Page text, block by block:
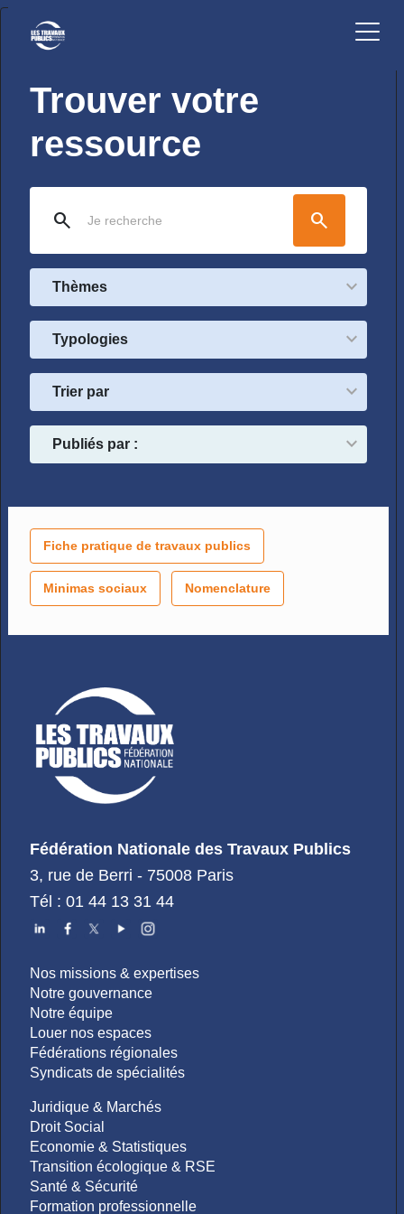
Trouver votre
ressource
search search
Thèmes
Typologies
Trier par
Publiés par :
Fiche pratique de travaux publics
Minimas sociaux Nomenclature
Fédération Nationale des Travaux Publics
3, rue de Berri - 75008 Paris
Tél : 01 44 13 31 44
Nos missions & expertises
Notre gouvernance
Notre équipe
Louer nos espaces
Fédérations régionales
Syndicats de spécialités
Juridique & Marchés
Droit Social
Economie & Statistiques
Transition écologique & RSE
Santé & Sécurité
Formation professionnelle